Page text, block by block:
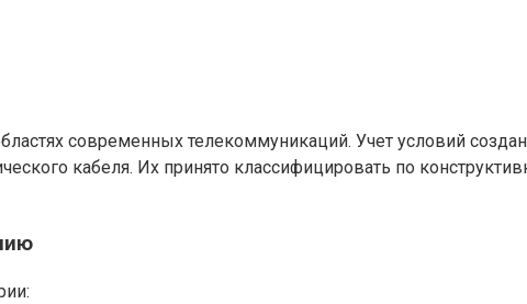
современных телекоммуникаций. Учет условий
кабеля. Их принято классифицировать по